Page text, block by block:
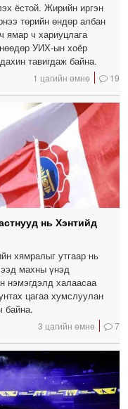
ёстой. Жирийн иргэн
төрийн өндөр албан
ямар ч хариуцлага
УИХ-ын хоёр
тавигдаж байна.
1 цагийн өмнө 19
нь Хэнтийд
хямралыг утгаар нь
махны үнэд
нэмэгдэлд халаасаа
цагаа хумслуулан
байна.
3 цагийн өмнө 7